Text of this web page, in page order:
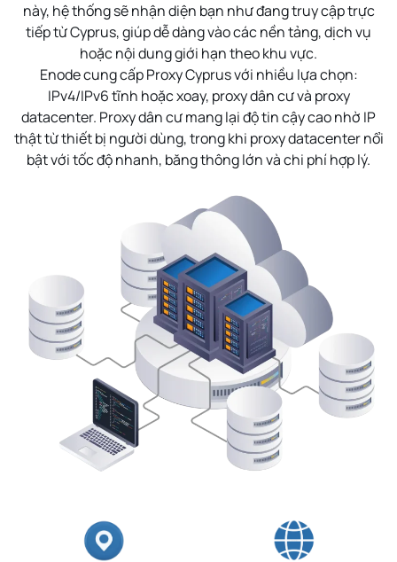
này, hệ thống sẽ nhận diện bạn như đang truy cập trực
tiếp từ Cyprus, giúp dễ dàng vào các nền tảng, dịch vụ
hoặc nội dung giới hạn theo khu vực.
Enode cung cấp Proxy Cyprus với nhiều lựa chọn:
IPv4/IPv6 tĩnh hoặc xoay, proxy dân cư và proxy
datacenter. Proxy dân cư mang lại độ tin cậy cao nhờ IP
thật từ thiết bị người dùng, trong khi proxy datacenter nổi
bật với tốc độ nhanh, băng thông lớn và chi phí hợp lý.